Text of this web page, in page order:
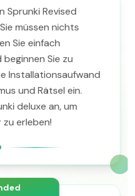
Sprunki Revised
müssen nichts
Sie einfach
Sie zu
Installationsaufwand
und Rätsel ein.
deluxe an, um
erleben!